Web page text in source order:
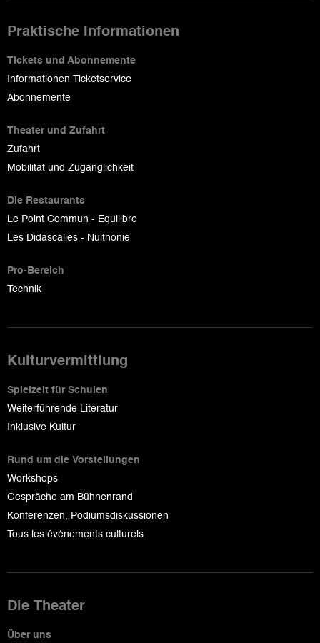
Praktische Informationen
Tickets und Abonnemente
Informationen Ticketservice
Abonnemente
Theater und Zufahrt
Zufahrt
Mobilität und Zugänglichkeit
Die Restaurants
Le Point Commun - Equilibre
Les Didascalies - Nuithonie
Pro-Bereich
Technik
Kulturvermittlung
Spielzeit für Schulen
Weiterführende Literatur
Inklusive Kultur
Rund um die Vorstellungen
Workshops
Gespräche am Bühnenrand
Konferenzen, Podiumsdiskussionen
Tous les événements culturels
Die Theater
Über uns